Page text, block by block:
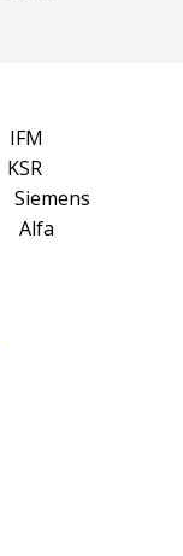
IFM
KSR
Siemens
Alfa